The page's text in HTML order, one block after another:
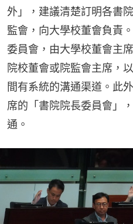
外」，建議清楚訂明各書
監會，向大學校董會負責
委員會，由大學校董會主
院校董會或院監會主席，
間有系統的溝通渠道。此
席的「書院院長委員會」
通。